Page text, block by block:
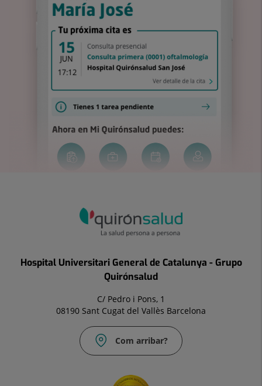
Hospital Universitari General de Catalunya - Grupo
Quirónsalud
C/ Pedro i Pons, 1
08190 Sant Cugat del Vallès Barcelona
Com arribar?